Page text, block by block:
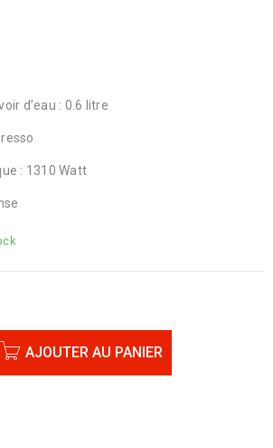
d’eau : 0.6 litre
: 1310 Watt
AJOUTER AU PANIER